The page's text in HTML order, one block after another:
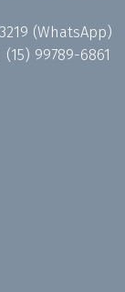
(WhatsApp)
(15) 99789-6861